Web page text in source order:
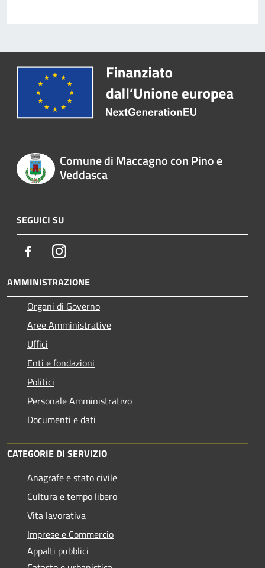
Comune di Maccagno con Pino e
Veddasca
SEGUICI SU
FacebookInstagram
AMMINISTRAZIONE
Organi di Governo
Aree Amministrative
Uffici
Enti e fondazioni
Politici
Personale Amministrativo
Documenti e dati
CATEGORIE DI SERVIZIO
Anagrafe e stato civile
Cultura e tempo libero
Vita lavorativa
Imprese e Commercio
Appalti pubblici